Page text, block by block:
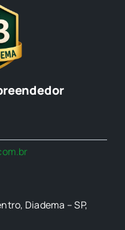
Diadema – SP,